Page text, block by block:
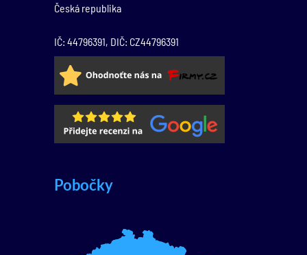
Česká republika
IČ: 44796391, DIČ: CZ44796391
Pobočky